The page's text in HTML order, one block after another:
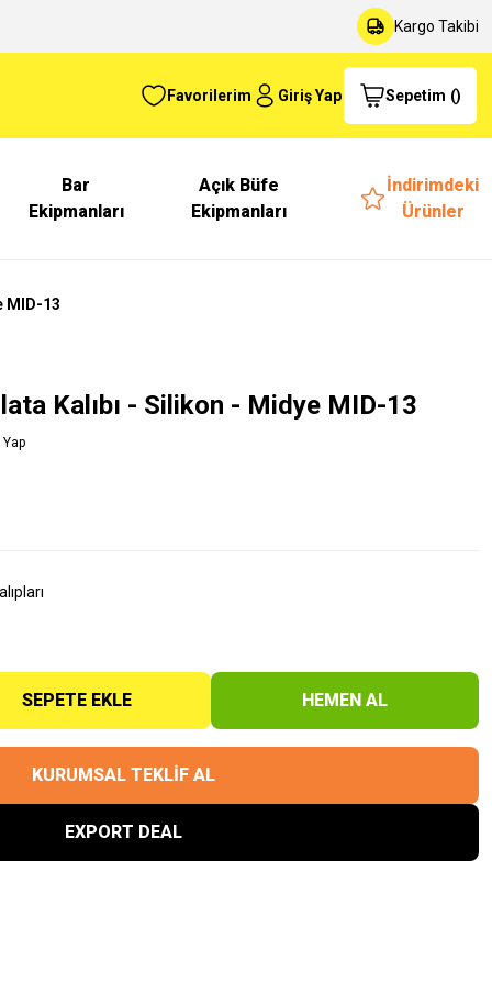
Kargo Takibi
Favorilerim Giriş Yap Sepetim ()
Bar
Ekipmanları
Açık Büfe
Ekipmanları
İndirimdeki
Ürünler
MID-13
Kalıbı - Silikon - Midye MID-13
SEPETE EKLE HEMEN AL
KURUMSAL TEKLİF AL
EXPORT DEAL